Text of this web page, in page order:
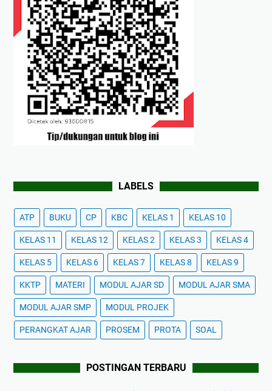
LABELS
ATP BUKU CP KBC KELAS 1 KELAS 10
KELAS 11 KELAS 12 KELAS 2 KELAS 3 KELAS 4
KELAS 5 KELAS 6 KELAS 7 KELAS 8 KELAS 9
KKTP MATERI MODUL AJAR SD MODUL AJAR SMA
MODUL AJAR SMP MODUL PROJEK
PERANGKAT AJAR PROSEM PROTA SOAL
POSTINGAN TERBARU